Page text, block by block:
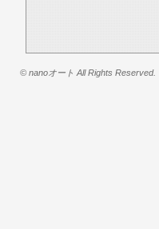
© nanoオート All Rights Reserved.